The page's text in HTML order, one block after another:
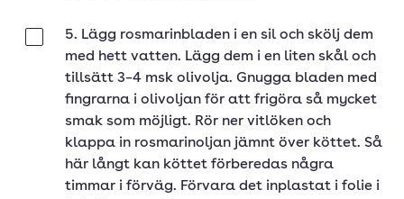
5. Lägg rosmarinbladen i en sil och skölj dem
med hett vatten. Lägg dem i en liten skål och
tillsätt 3–4 msk olivolja. Gnugga bladen med
fingrarna i olivoljan för att frigöra så mycket
smak som möjligt. Rör ner vitlöken och
klappa in rosmarinoljan jämnt över köttet. Så
här långt kan köttet förberedas några
timmar i förväg. Förvara det inplastat i folie i